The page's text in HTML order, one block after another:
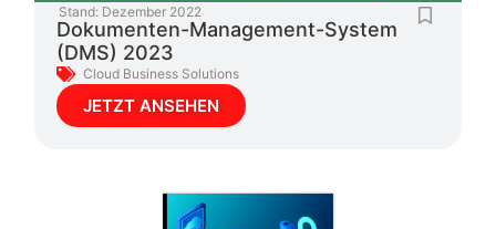
Stand: Dezember 2022
Dokumenten-Management-System
(DMS) 2023
Cloud Business Solutions
JETZT ANSEHEN